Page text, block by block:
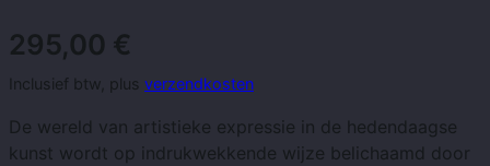
295,00 €
Inclusief btw, plus verzendkosten
De wereld van artistieke expressie in de hedendaagse
kunst wordt op indrukwekkende wijze belichaamd door